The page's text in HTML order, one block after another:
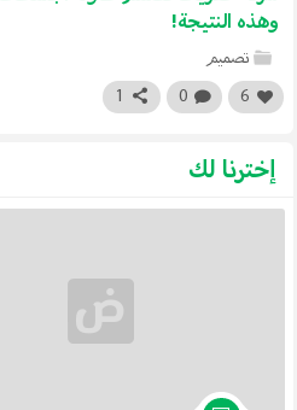
وهذه النتيجة!
تصميم
6
إخترنا لك